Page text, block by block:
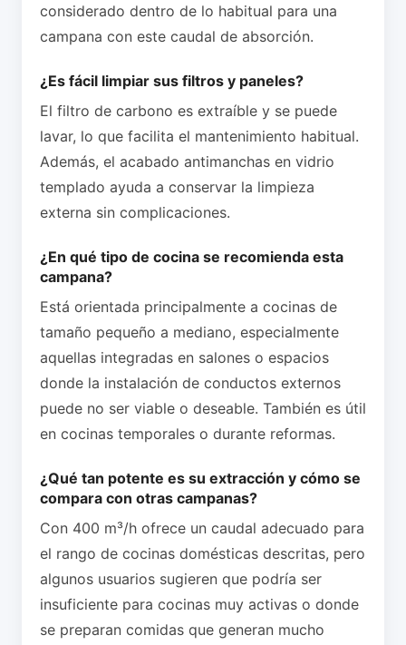
considerado dentro de lo habitual para una
campana con este caudal de absorción.
¿Es fácil limpiar sus filtros y paneles?
El filtro de carbono es extraíble y se puede
lavar, lo que facilita el mantenimiento habitual.
Además, el acabado antimanchas en vidrio
templado ayuda a conservar la limpieza
externa sin complicaciones.
¿En qué tipo de cocina se recomienda esta
campana?
Está orientada principalmente a cocinas de
tamaño pequeño a mediano, especialmente
aquellas integradas en salones o espacios
donde la instalación de conductos externos
puede no ser viable o deseable. También es útil
en cocinas temporales o durante reformas.
¿Qué tan potente es su extracción y cómo se
compara con otras campanas?
Con 400 m³/h ofrece un caudal adecuado para
el rango de cocinas domésticas descritas, pero
algunos usuarios sugieren que podría ser
insuficiente para cocinas muy activas o donde
se preparan comidas que generan mucho